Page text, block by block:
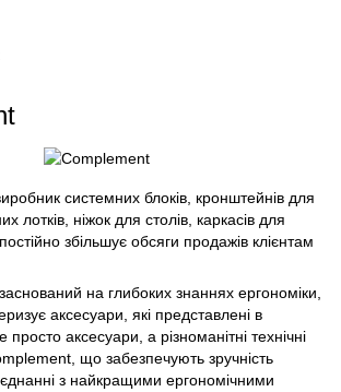
системних блоків, кронштейнів для
лотків, ніжок для столів, каркасів для
збільшує обсяги продажів клієнтам
на глибоких знаннях ергономіки,
аксесуари, які представлені в
аксесуари, а різноманітні технічні
що забезпечують зручність
з найкращими ергономічними